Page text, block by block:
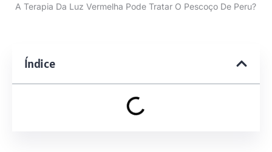
A Terapia Da Luz Vermelha Pode Tratar O Pescoço De Peru?
Índice